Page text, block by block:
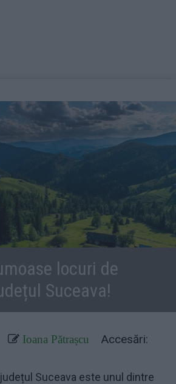
locuri de
Suceava!
Ioana Pătrașcu
Accesări:
Suceava este unul dintre